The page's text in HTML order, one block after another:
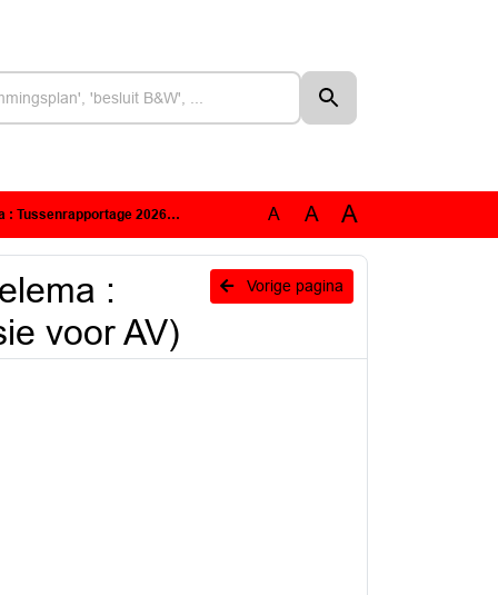
2026 IPO (versie voor AV) A A A
Vorige pagina
:
voor AV)